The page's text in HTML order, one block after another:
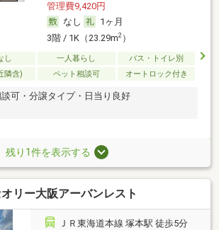
管理費9,420円
なし
1ヶ月
3階 / 1K（23.29m2）
し 一人暮らし
バス・トイレ別
隣含)
ペット相談可 オートロック付き
可・分譲タイプ・日当り良好
残り1件を表示する
リー大阪アーバンレスト
ＪＲ東海道本線 塚本駅 徒歩5分